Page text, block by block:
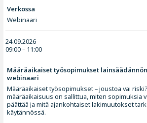
Verkossa
Webinaari
24.09.2026
09:00 – 11:00
Määräaikaiset työsopimukset
webinaari
Määräaikaiset työsopimukset – joustoa vai
määräaikaisuus on sallittua, miten sopimuksia
päättää ja mitä ajankohtaiset lakimuutokset
käytännössä.